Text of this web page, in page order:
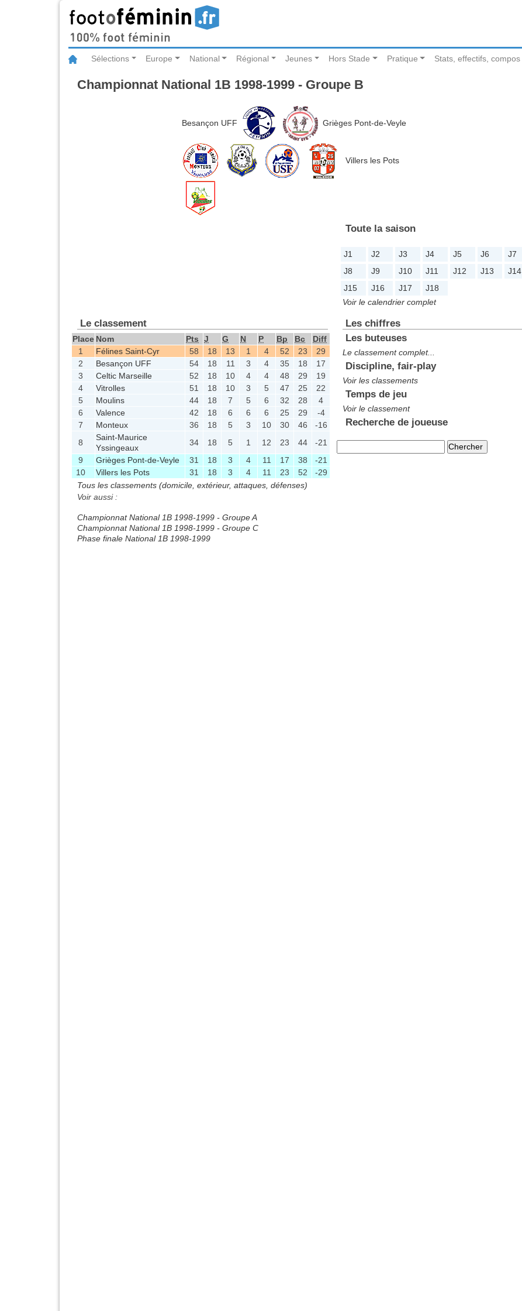
Sélections Europe National Régional Jeunes Hors Stade Pratique Stats, effectifs, compos
Championnat National 1B 1998-1999 - Groupe B
Besançon UFF Grièges Pont-de-Veyle
Villers les Pots
Toute la saison
J1 J2 J3 J4 J5 J6
J7
J8
J9 J10 J11 J12 J13
J14
J15
J16 J17
J18
Voir le calendrier complet
Le classement
Place Nom Pts J G N P Bp Bc
Diff
1
Félines Saint-Cyr 58 18 13 1 4 52 23
29
2
Besançon UFF 54 18 11 3 4 35 18
17
3
Celtic Marseille 52 18 10 4 4 48 29
19
4
Vitrolles 51 18 10 3 5 47 25
22
5
Moulins 44 18 7 5 6 32 28
4
6
Valence 42 18 6 6 6 25 29
-4
7
Monteux 36 18 5 3 10 30 46
-16
8
Saint-Maurice
Yssingeaux
34 18 5 1 12 23 44
-21
9
Grièges Pont-de-Veyle 31 18 3 4 11 17 38
-21
10
Villers les Pots 31 18 3 4 11 23 52
-29
Tous les classements (domicile, extérieur, attaques, défenses)
Voir aussi :
Championnat National 1B 1998-1999 - Groupe A
Championnat National 1B 1998-1999 - Groupe C
Phase finale National 1B 1998-1999
Les chiffres
Les buteuses
Le classement complet...
Discipline, fair-play
Voir les classements
Temps de jeu
Voir le classement
Recherche de joueuse